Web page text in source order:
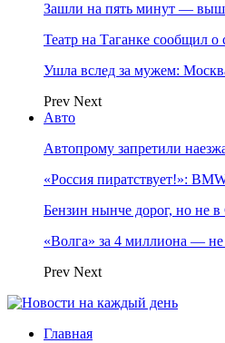
Зашли на пять минут —
Театр на Таганке сообщил
Ушла вслед за мужем:
Prev Next
Авто
Автопрому запретили
«Россия пиратствует!»:
Бензин нынче дорог, но не
«Волга» за 4 миллиона —
Prev Next
Главная